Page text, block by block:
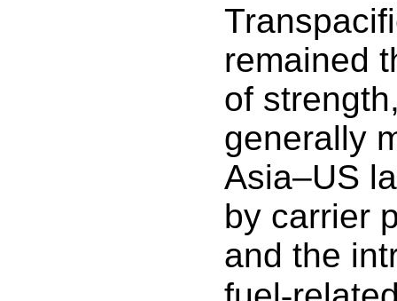
remained
of
generally
Asia–US
by carrier
and the